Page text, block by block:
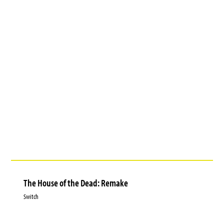
The House of the Dead: Remake
Switch